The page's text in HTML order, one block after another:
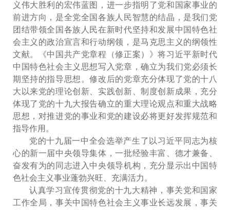
义伟大胜利的宏伟蓝图，进一步指明了党和国家事业的
前进方向，是全党全国各族人民智慧的结晶，是我们党
团结带领全国各族人民在新时代坚持和发展中国特色社
会主义的政治宣言和行动纲领，是马克思主义的纲领性
文献。《中国共产党章程（修正案）》将习近平新时代
中国特色社会主义思想写入党章，确立为我们党必须长
期坚持的指导思想。修改后的党章充分体现了党的十八
大以来党的理论创新、实践创新、制度创新成果，充分
体现了党的十九大报告确立的重大理论观点和重大战略
思想，对推进党的事业和党的建设必将更好发挥规范和
指导作用。
党的十九届一中全会选举产生了以习近平同志为核
心的新一届中央领导集体，一批经验丰富、德才兼备、
奋发有为的同志进入中央领导机构，充分显示出中国特
色社会主义事业蓬勃兴旺、充满活力。
认真学习宣传贯彻党的十九大精神，事关党和国家
工作全局，事关中国特色社会主义事业长远发展，事关